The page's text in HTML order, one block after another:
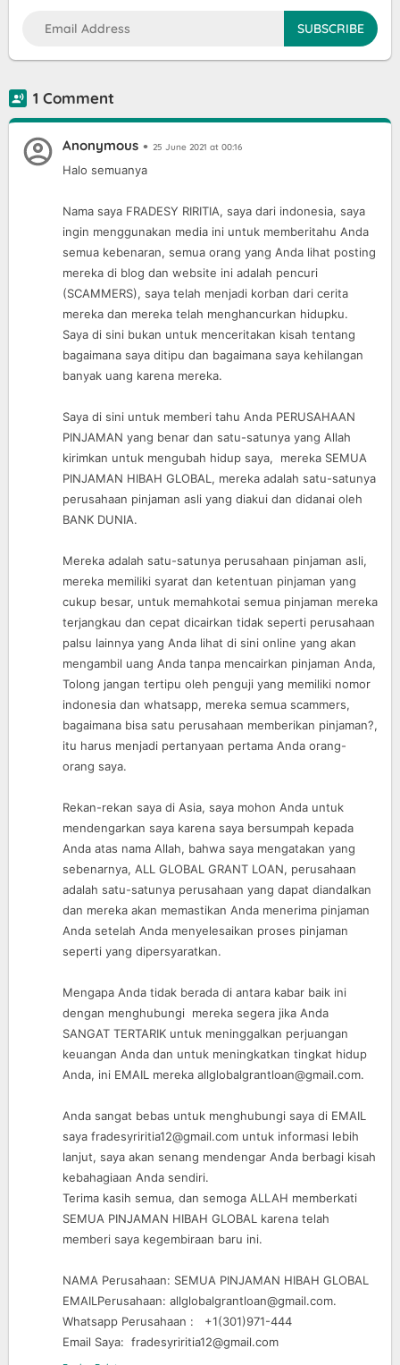
1 Comment
Anonymous 25 June 2021 at 00:16
Halo semuanya
Nama saya FRADESY RIRITIA, saya dari indonesia, saya
ingin menggunakan media ini untuk memberitahu Anda
semua kebenaran, semua orang yang Anda lihat posting
mereka di blog dan website ini adalah pencuri
(SCAMMERS), saya telah menjadi korban dari cerita
mereka dan mereka telah menghancurkan hidupku.
Saya di sini bukan untuk menceritakan kisah tentang
bagaimana saya ditipu dan bagaimana saya kehilangan
banyak uang karena mereka.
Saya di sini untuk memberi tahu Anda PERUSAHAAN
PINJAMAN yang benar dan satu-satunya yang Allah
kirimkan untuk mengubah hidup saya, mereka SEMUA
PINJAMAN HIBAH GLOBAL, mereka adalah satu-satunya
perusahaan pinjaman asli yang diakui dan didanai oleh
BANK DUNIA.
Mereka adalah satu-satunya perusahaan pinjaman asli,
mereka memiliki syarat dan ketentuan pinjaman yang
cukup besar, untuk memahkotai semua pinjaman mereka
terjangkau dan cepat dicairkan tidak seperti perusahaan
palsu lainnya yang Anda lihat di sini online yang akan
mengambil uang Anda tanpa mencairkan pinjaman Anda,
Tolong jangan tertipu oleh penguji yang memiliki nomor
indonesia dan whatsapp, mereka semua scammers,
bagaimana bisa satu perusahaan memberikan pinjaman?,
itu harus menjadi pertanyaan pertama Anda orang-
orang saya.
Rekan-rekan saya di Asia, saya mohon Anda untuk
mendengarkan saya karena saya bersumpah kepada
Anda atas nama Allah, bahwa saya mengatakan yang
sebenarnya, ALL GLOBAL GRANT LOAN, perusahaan
adalah satu-satunya perusahaan yang dapat diandalkan
dan mereka akan memastikan Anda menerima pinjaman
Anda setelah Anda menyelesaikan proses pinjaman
seperti yang dipersyaratkan.
Mengapa Anda tidak berada di antara kabar baik ini
dengan menghubungi mereka segera jika Anda
SANGAT TERTARIK untuk meninggalkan perjuangan
keuangan Anda dan untuk meningkatkan tingkat hidup
Anda, ini EMAIL mereka allglobalgrantloan@gmail.com.
Anda sangat bebas untuk menghubungi saya di EMAIL
saya fradesyriritia12@gmail.com untuk informasi lebih
lanjut, saya akan senang mendengar Anda berbagi kisah
kebahagiaan Anda sendiri.
Terima kasih semua, dan semoga ALLAH memberkati
SEMUA PINJAMAN HIBAH GLOBAL karena telah
memberi saya kegembiraan baru ini.
NAMA Perusahaan: SEMUA PINJAMAN HIBAH GLOBAL
EMAILPerusahaan: allglobalgrantloan@gmail.com.
Whatsapp Perusahaan : +1(301)971-444
Email Saya: fradesyriritia12@gmail.com